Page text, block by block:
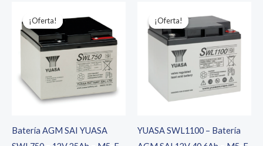
¡Oferta!
¡Oferta!
Batería AGM SAI YUASA
¡Oferta!
¡Oferta!
YUASA SWL1100 – Batería